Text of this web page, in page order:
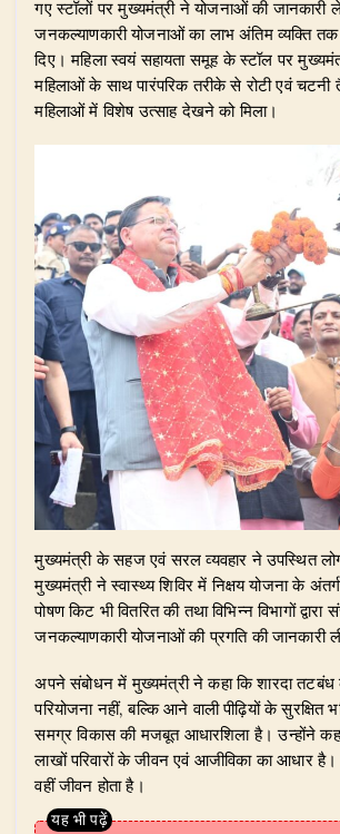
गए स्टॉलों पर मुख्यमंत्री ने योजनाओं की जानकारी
जनकल्याणकारी योजनाओं का लाभ अंतिम व्यक्ति तक
दिए। महिला स्वयं सहायता समूह के स्टॉल पर
महिलाओं के साथ पारंपरिक तरीके से रोटी एवं चटनी
महिलाओं में विशेष उत्साह देखने को मिला।
​मुख्यमंत्री के सहज एवं सरल व्यवहार ने उपस्थित
मुख्यमंत्री ने स्वास्थ्य शिविर में निक्षय योजना के
पोषण किट भी वितरित की तथा विभिन्न विभागों द्वारा
जनकल्याणकारी योजनाओं की प्रगति की जानकारी
​अपने संबोधन में मुख्यमंत्री ने कहा कि शारदा तटबंध
परियोजना नहीं, बल्कि आने वाली पीढ़ियों के सुरक्षित
समग्र विकास की मजबूत आधारशिला है। उन्होंने
लाखों परिवारों के जीवन एवं आजीविका का आधार
वहीं जीवन होता है।